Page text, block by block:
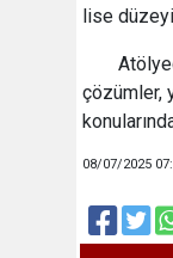
lise
çözümler,
08/07/2025